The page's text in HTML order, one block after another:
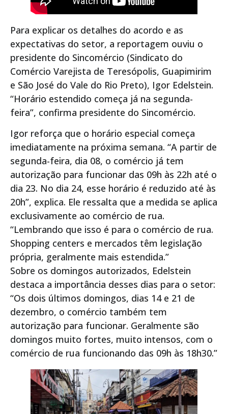
Para explicar os detalhes do acordo e as
expectativas do setor, a reportagem ouviu o
presidente do Sincomércio (Sindicato do
Comércio Varejista de Teresópolis, Guapimirim
e São José do Vale do Rio Preto), Igor Edelstein.
“Horário estendido começa já na segunda-
feira”, confirma presidente do Sincomércio.
Igor reforça que o horário especial começa
imediatamente na próxima semana. “A partir de
segunda-feira, dia 08, o comércio já tem
autorização para funcionar das 09h às 22h até o
dia 23. No dia 24, esse horário é reduzido até às
20h”, explica. Ele ressalta que a medida se aplica
exclusivamente ao comércio de rua.
“Lembrando que isso é para o comércio de rua.
Shopping centers e mercados têm legislação
própria, geralmente mais estendida.”
Sobre os domingos autorizados, Edelstein
destaca a importância desses dias para o setor:
“Os dois últimos domingos, dias 14 e 21 de
dezembro, o comércio também tem
autorização para funcionar. Geralmente são
domingos muito fortes, muito intensos, com o
comércio de rua funcionando das 09h às 18h30.”